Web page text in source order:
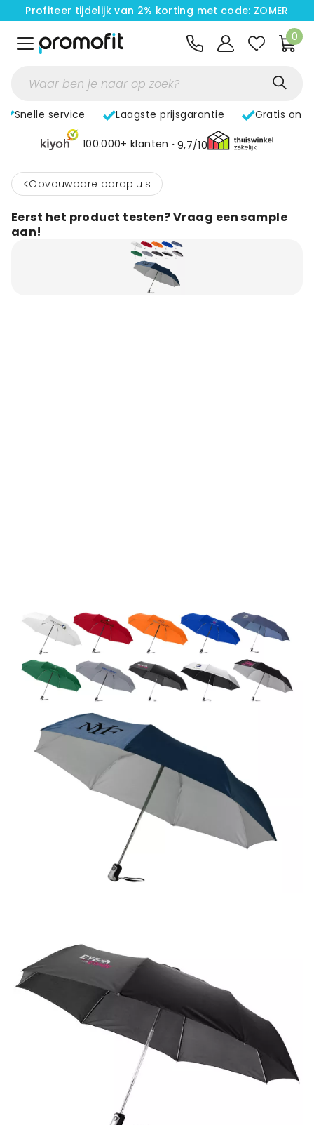
Profiteer tijdelijk van 2% korting met code: ZOMER
0
Snelle service Laagste prijsgarantie Gratis
100.000+ klanten 9,7/10
< Opvouwbare paraplu's
Eerst het product testen? Vraag een sample
aan!